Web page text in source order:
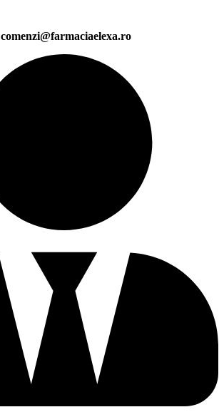
comenzi@farmaciaelexa.ro